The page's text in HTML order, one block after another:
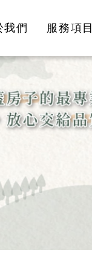
我們 服務項目